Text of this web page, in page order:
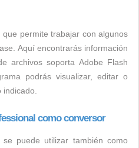
permite trabajar con algunos
Aquí encontrarás información
archivos soporta Adobe Flash
podrás visualizar, editar o
como conversor
puede utilizar también como